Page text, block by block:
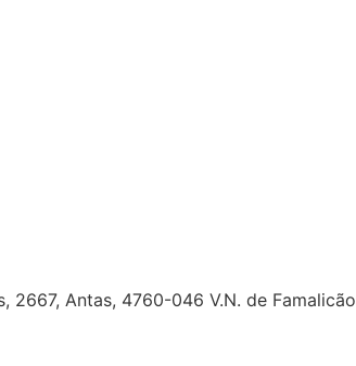
2667, Antas, 4760-046 V.N. de Famalicão